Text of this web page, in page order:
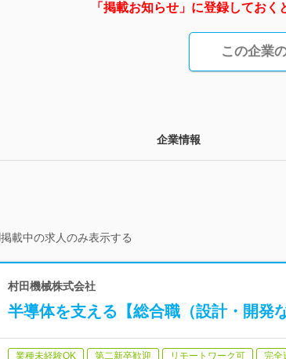
「掲載お知らせ」に登録してお
この企業
企業情報
掲載中の求人のみ表示する
村田機械株式会社
半導体を支える【総合職（設計・開発
業種未経験OK 第二新卒歓迎 リモートワーク可 完全